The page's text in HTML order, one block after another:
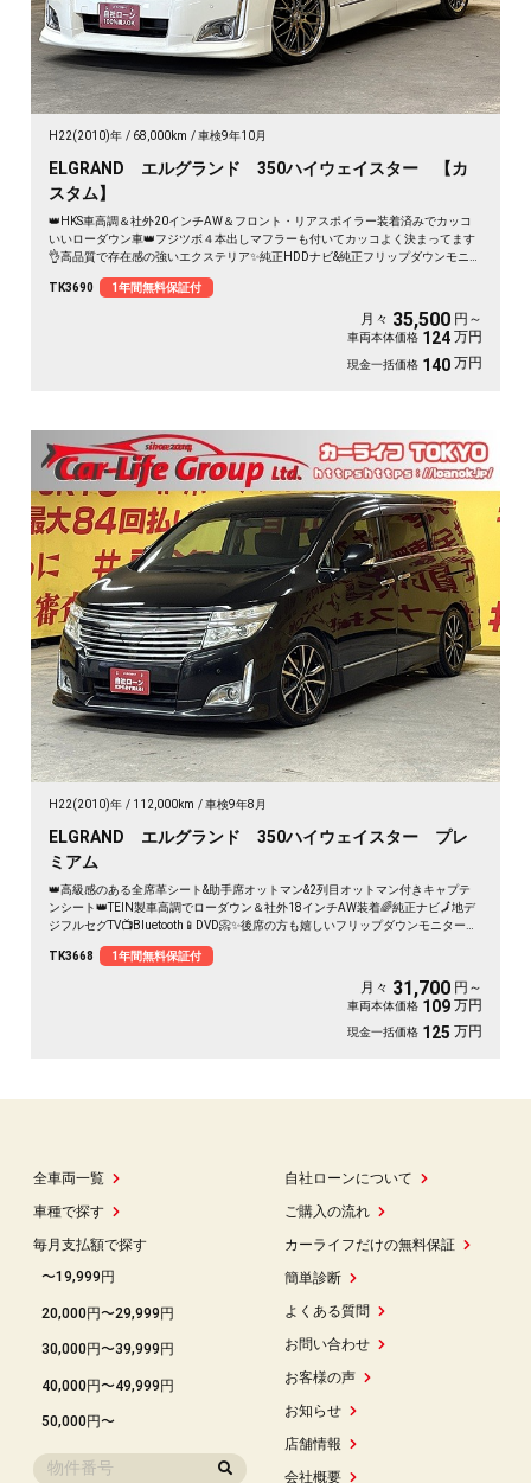
H22(2010)年 68,000km 車検9年10月
ELGRAND エルグランド 350ハイウェイスター 【カ
スタム】
👑HKS車高調＆社外20インチAW＆フロント・リアスポイラー装着済みでカッコ
いいローダウン車👑フジツボ４本出しマフラーも付いてカッコよく決まってます
👌高品質で存在感の強いエクステリア✨純正HDDナビ&純正フリップダウンモニタ
👍ドラレコ装備で万が一の場合も安心🎥ワンタッチオープナー付き両側パワース
ライドドアで乗り降り楽々👨‍👩‍👧‍👦夜間走行時も明るいHIDヘッドライト＆フォ
TK3690 1年間無料保証付
月々 35,500 円～
車両本体価格 124 万円
現金一括価格 140 万円
H22(2010)年 112,000km 車検9年8月
ELGRAND エルグランド 350ハイウェイスター プレ
ミアム
👑高級感のある全席革シート&助手席オットマン&2列目オットマン付きキャプテ
ンシート👑TEIN製車高調でローダウン＆社外18インチAW装着🌈純正ナビ🗾地デ
ジフルセグTV📺Bluetooth📱DVD📀✨後席の方も嬉しいフリップダウンモニター付
👪パワーバックドア装備で女性でも楽々バックドアの開閉可能です⭐夜間でも明
TK3668 1年間無料保証付
月々 31,700 円～
車両本体価格 109 万円
現金一括価格 125 万円
全車両一覧
車種で探す
毎月支払額で探す
〜19,999円
20,000円〜29,999円
30,000円〜39,999円
40,000円〜49,999円
50,000円〜
自社ローンについて
ご購入の流れ
カーライフだけの無料保証
簡単診断
よくある質問
お問い合わせ
お客様の声
お知らせ
店舗情報
会社概要